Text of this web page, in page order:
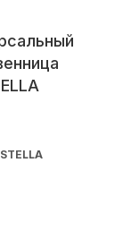
STELLA